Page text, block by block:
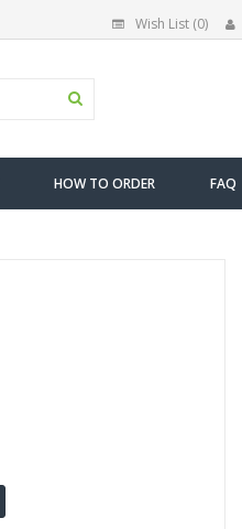
Wish List (0)
HOW TO ORDER FAQ